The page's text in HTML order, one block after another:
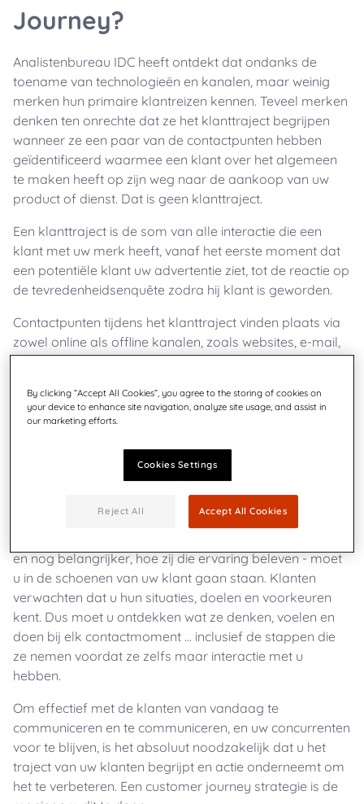
Journey?
Analistenbureau IDC heeft ontdekt dat ondanks de
toename van technologieën en kanalen, maar weinig
merken hun primaire klantreizen kennen. Teveel merken
denken ten onrechte dat ze het klanttraject begrijpen
wanneer ze een paar van de contactpunten hebben
geïdentificeerd waarmee een klant over het algemeen
te maken heeft op zijn weg naar de aankoop van uw
product of dienst. Dat is geen klanttraject.
Een klanttraject is de som van alle interactie die een
klant met uw merk heeft, vanaf het eerste moment dat
een potentiële klant uw advertentie ziet, tot de reactie op
de tevredenheidsenquête zodra hij klant is geworden.
Contactpunten tijdens het klanttraject vinden plaats via
zowel online als offline kanalen, zoals websites, e-mail,
mobiele apps, recensiesites en fysieke winkels.
de hand, zoals recensies die op sociale media worden
geplaatst.
Waarom is de Customer
Journey belangrijk?
en nog belangrijker, hoe zij die ervaring beleven - moet
u in de schoenen van uw klant gaan staan. Klanten
verwachten dat u hun situaties, doelen en voorkeuren
kent. Dus moet u ontdekken wat ze denken, voelen en
doen bij elk contactmoment ... inclusief de stappen die
ze nemen voordat ze zelfs maar interactie met u
hebben.
Om effectief met de klanten van vandaag te
communiceren en te communiceren, en uw concurrenten
voor te blijven, is het absoluut noodzakelijk dat u het
traject van uw klanten begrijpt en actie onderneemt om
het te verbeteren. Een customer journey strategie is de
By clicking “Accept All Cookies”, you agree to the storing of cookies on
your device to enhance site navigation, analyze site usage, and assist in
our marketing efforts.
Cookies Settings
Reject All Accept All Cookies